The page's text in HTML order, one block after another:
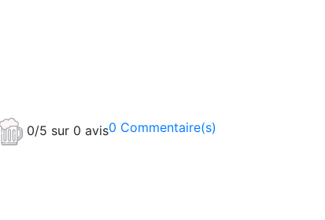
0 Commentaire(s)
0/5 sur 0 avis